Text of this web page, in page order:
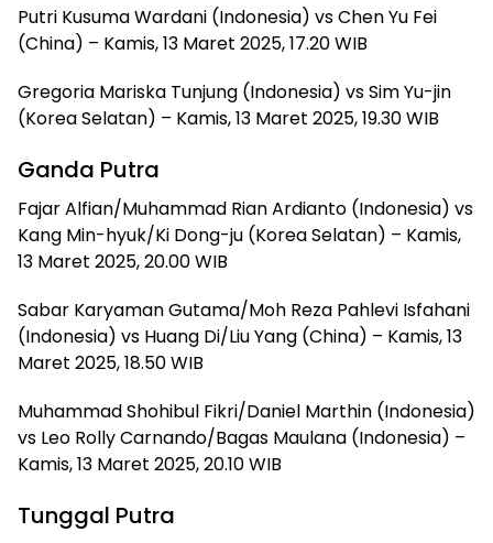
Putri Kusuma Wardani (Indonesia) vs Chen Yu Fei
(China) – Kamis, 13 Maret 2025, 17.20 WIB
Gregoria Mariska Tunjung (Indonesia) vs Sim Yu-jin
(Korea Selatan) – Kamis, 13 Maret 2025, 19.30 WIB
Ganda Putra
Fajar Alfian/Muhammad Rian Ardianto (Indonesia) vs
Kang Min-hyuk/Ki Dong-ju (Korea Selatan) – Kamis,
13 Maret 2025, 20.00 WIB
Sabar Karyaman Gutama/Moh Reza Pahlevi Isfahani
(Indonesia) vs Huang Di/Liu Yang (China) – Kamis, 13
Maret 2025, 18.50 WIB
Muhammad Shohibul Fikri/Daniel Marthin (Indonesia)
vs Leo Rolly Carnando/Bagas Maulana (Indonesia) –
Kamis, 13 Maret 2025, 20.10 WIB
Tunggal Putra